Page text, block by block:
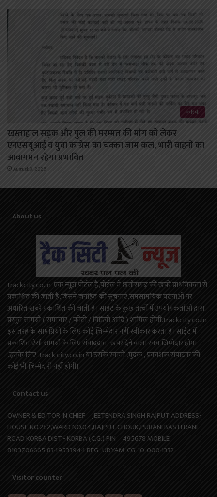
कोरबा
खस्ताहाल सड़क और पुल की मरम्मत की मांग को लेकर
एनएसयूआई व युवा कांग्रेस का चक्का जाम कल, भारी वाहनों का
आवागमन रहेगा प्रभावित
August 3, 2026
About us
trackcity.co.in एक न्यूज़ पोर्टल है,पोर्टल में छत्तीसगढ़ की खबरें प्राथमिकता से
प्रकाशित की जाती है,जिसमें जनहित की सूचनाएं,समसामयिक घटनाओं पर
अधारित खबरें प्रकाशित की जाती है। साइट के कुछ तत्वों में उपयोगकर्ताओं द्वारा
प्रस्तुत सामग्री ( समाचार / फोटो / विडियो आदि ) शामिल होगी.trackcity.co.in
इस तरह के सामग्रियों के लिए कोई ज़िम्मेदार नहीं स्वीकार करता है। साईट में
प्रकाशित ऐसी सामग्री के लिए संवाददाता खबर देने वाला स्वयं जिम्मेदार होगा
,इसके लिए track city.co.in या उसके स्वामी ,मुद्रक , प्रकाशक संपादक की
कोई भी जिम्मेदारी नहीं होगी।
Contact us
OWNER & EDITOR IN CHIEF – JEETENDRA SINGH RAJPUT ADDRESS-
HOUSE NO.282,WARD NO.04,RAJPUT CHOUK,PURANI BASTI RANI
ROAD KORBA DIST.- KORBA (C.G.) PIN – 495678 MOBILE –
8103706665,8349533944 REG.-UDYAM-CG-10-0004332
Visitor counter